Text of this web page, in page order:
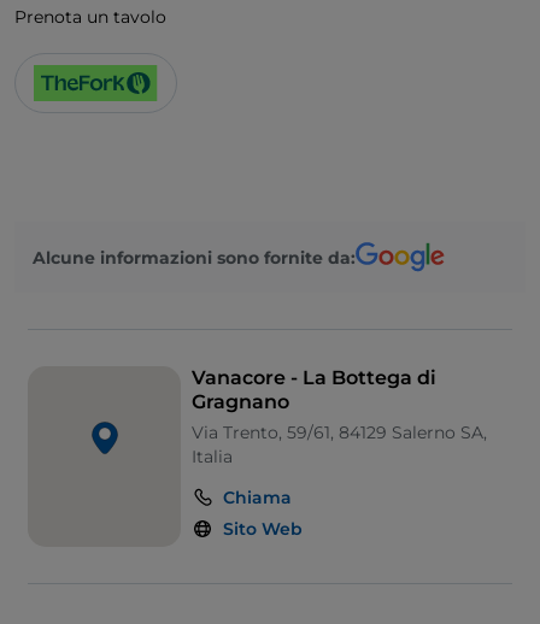
Prenota un tavolo
Alcune informazioni sono fornite da:
Vanacore - La Bottega di
Gragnano
Via Trento, 59/61, 84129 Salerno SA,
Italia
Chiama
Sito Web